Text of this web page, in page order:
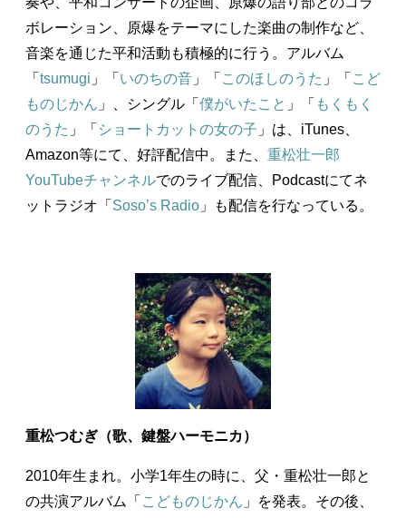
ボレーション、原爆をテーマにした楽曲の制作など、
音楽を通じた平和活動も積極的に行う。アルバム
「 tsumugi 」「 いのちの音 」「 このほしのうた 」「 こど
ものじかん 」、シングル「 僕がいたこと 」「 もくもく
のうた 」「 ショートカットの女の子 」は、iTunes、
Amazon等にて、好評配信中。また、 重松壮一郎
YouTubeチャンネルでのライブ配信、Podcastにてネ
ットラジオ「 Soso’s Radio 」も配信を行なっている。
重松つむぎ（歌、鍵盤ハーモニカ）
2010年生まれ。小学1年生の時に、父・重松壮一郎と
の共演アルバム「 こどものじかん 」を発表。その後、